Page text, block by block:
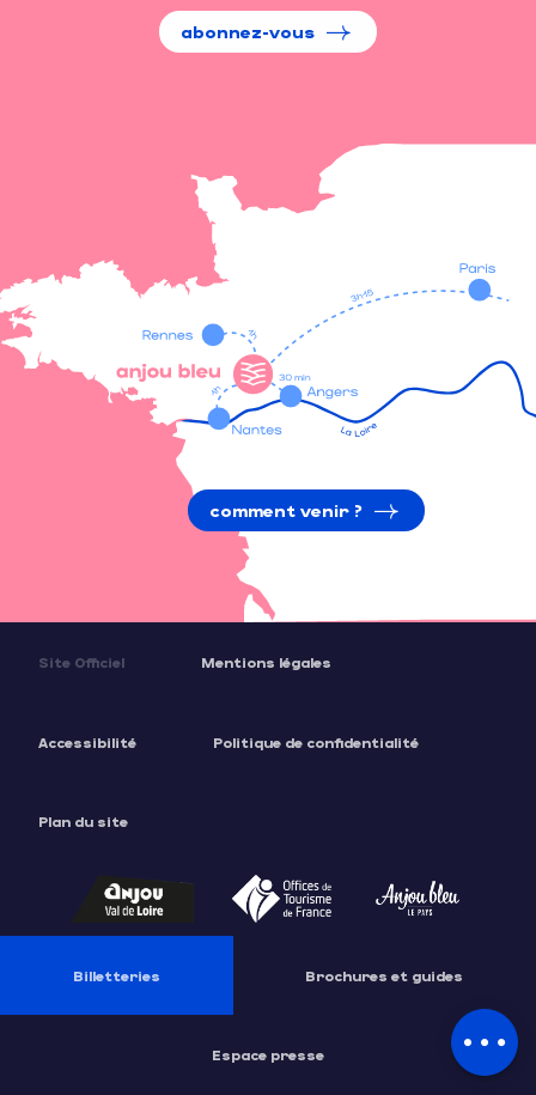
Prestations
Tarifs
abonnez-vous
comment venir ?
Site Officiel Mentions légales
Accessibilité Politique de confidentialité
Plan du site
Billetteries Brochures et guides
Espace presse